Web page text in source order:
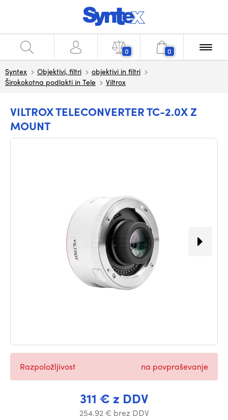
0 0
Syntex Objektivi, filtri
objektivi in filtri
Širokokotna podlakti in Tele
Viltrox
VILTROX TELECONVERTER TC-2.0X Z
MOUNT
311 € z DDV
254.92 € brez DDV
Razpoložljivost na povpraševanje